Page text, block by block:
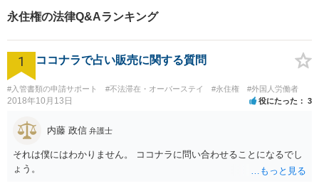
永住権の法律Q&Aランキング
1 ココナラで占い販売に関する質問
#入管書類の申請サポート #不法滞在・オーバーステイ #永住権 #外国人労働者
2018年10月13日 役にたった 3
内藤 政信 弁護士
それは僕にはわかりません。 ココナラに問い合わせることになるでし
ょう。